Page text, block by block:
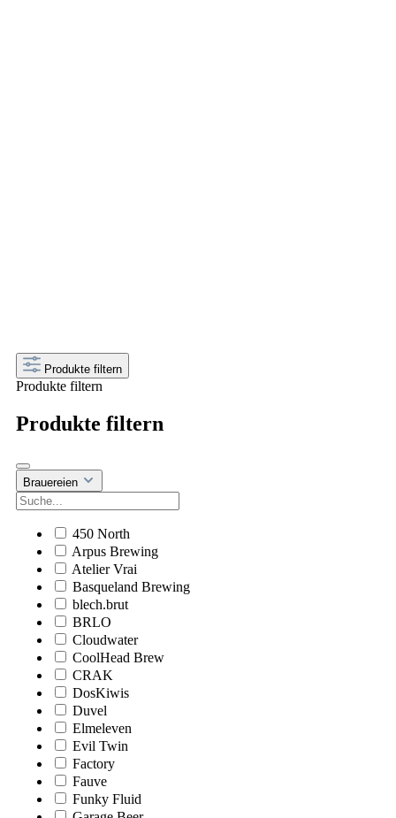
Produkte filtern
Produkte filtern
Produkte filtern
Brauereien
450 North
Arpus Brewing
Atelier Vrai
Basqueland Brewing
blech.brut
BRLO
Cloudwater
CoolHead Brew
CRAK
DosKiwis
Duvel
Elmeleven
Evil Twin
Factory
Fauve
Funky Fluid